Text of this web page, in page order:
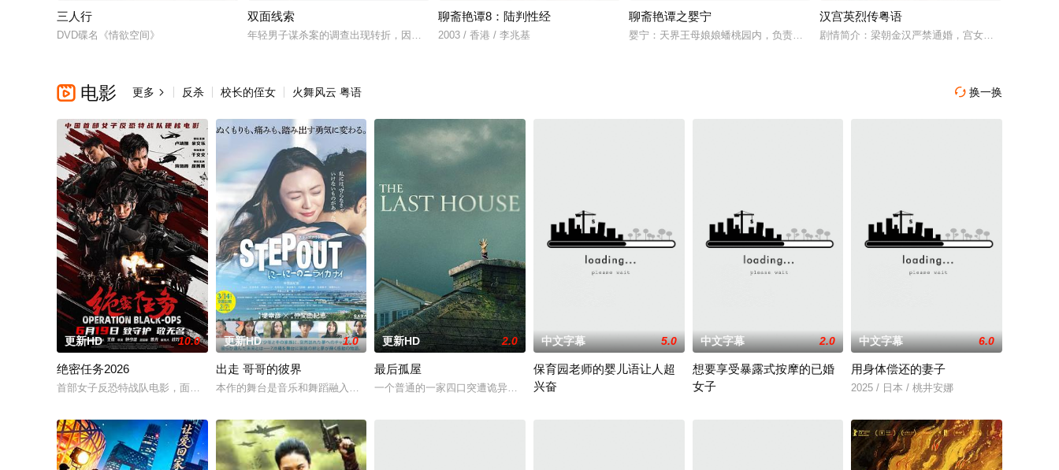
三人行
DVD碟名《情欲空间》
双面线索
年轻男子谋杀案的调查出现转折，因为警方发现有个人与嫌疑人长得很像！
聊斋艳谭8：陆判性经
2003 / 香港 / 李兆基
聊斋艳谭之婴宁
婴宁：天界王母娘娘蟠桃园内，负责看守蟠桃的稻草人仙子。一次机缘巧合下，与织女相遇
汉宫英烈传粤语
剧情简介：梁朝金汉严禁通婚，宫女白玫瑰本与乐
 换一换
 电影 更多  反杀 校长的侄女 火舞风云 粤语
更新HD 10.0
绝密任务2026
首部女子反恐特战队电影，面对恐怖主义恶势力，“最飒女子反恐特战队”临危受命，精英队长陈梓静（于文文 饰）率队员金凤（卢靖姗 饰）、齐燕（蒋璐霞 饰）、宁宝儿（
更新HD 1.0
出走 哥哥的彼界
本作的舞台是音乐和舞蹈融入生活的冲绳。与母亲朱音、妹妹舞一起生活的照屋踊，憧憬舞蹈学校的丽莎，开始了舞蹈生涯。朱音为了支撑家数在酒吧工作，不擅长与人打交道的舞
更新HD 2.0
最后孤屋
一个普通的一家四口突遭诡异变故，被困在自家房屋中超过 1000 天无法出门。在资源消耗殆尽与未知神秘威胁的双重逼迫下，一家人必须想方设法联
中文字幕 5.0
保育园老师的婴儿语让人超
兴奋
中文字幕 2.0
想要享受暴露式按摩的已婚
女子
中文字幕 6.0
用身体偿还的妻子
2025 / 日本 / 桃井安娜